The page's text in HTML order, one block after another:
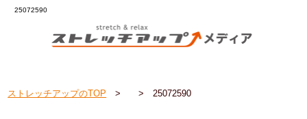
25072590
ストレッチアップのTOP > > 25072590